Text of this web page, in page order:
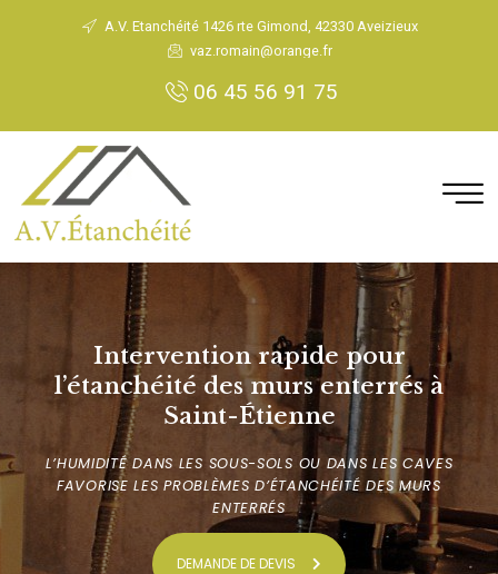
A.V. Etanchéité 1426 rte Gimond, 42330 Aveizieux
vaz.romain@orange.fr
06 45 56 91 75
Intervention rapide pour
l’étanchéité des murs enterrés à
Saint-Étienne
L’HUMIDITÉ DANS LES SOUS-SOLS OU DANS LES CAVES
FAVORISE LES PROBLÈMES D’ÉTANCHÉITÉ DES MURS
ENTERRÉS
DEMANDE DE DEVIS